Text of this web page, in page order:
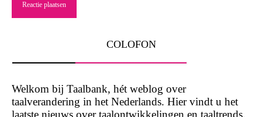
COLOFON
Welkom bij Taalbank, hét weblog over
taalverandering in het Nederlands. Hier vindt u het
laatste nieuws over taalontwikkelingen en taaltrends.